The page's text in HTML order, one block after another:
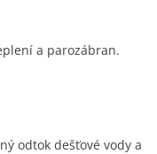
a parozábran.
odtok dešťové vody a